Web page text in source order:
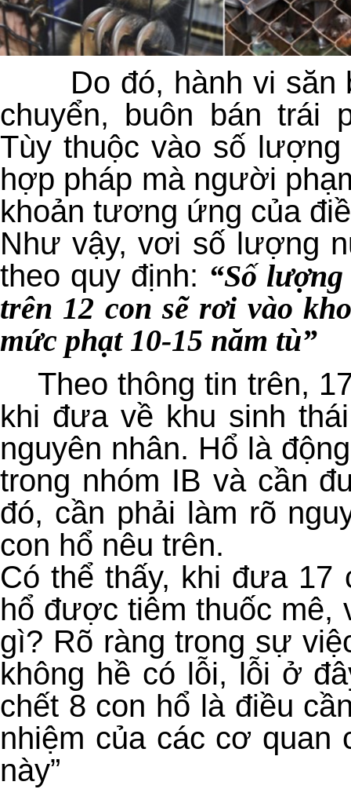
Do đó, hành vi săn
chuyển, buôn bán trái
Tùy thuộc vào số
hợp pháp mà người
khoản tương ứng của
Như vậy, vơi số lượng
theo quy định: “Số
trên 12 con sẽ rơi vào
mức phạt 10-15 năm tù”
Theo thông tin trên,
khi đưa về khu sinh
nguyên nhân. Hổ là
trong nhóm IB và cần
đó, cần phải làm rõ
con hổ nêu trên.
Có thể thấy, khi đưa 17
hổ được tiêm thuốc mê,
gì? Rõ ràng trong sự
không hề có lỗi, lỗi ở
chết 8 con hổ là điều
nhiệm của các cơ quan
này”